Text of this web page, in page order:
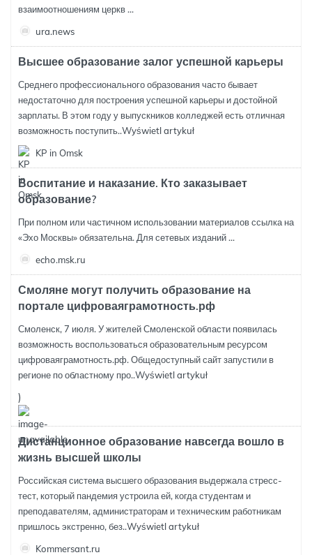
взаимоотношениям церкв ...
ura.news
Высшее образование залог успешной карьеры
Среднего профессионального образования часто бывает
недостаточно для построения успешной карьеры и достойной
зарплаты. В этом году у выпускников колледжей есть отличная
возможность поступить..Wyświetl artykuł
KP in Omsk
Воспитание и наказание. Кто заказывает
образование?
При полном или частичном использовании материалов ссылка на
«Эхо Москвы» обязательна. Для сетевых изданий ...
echo.msk.ru
Смоляне могут получить образование на
портале цифроваяграмотность.рф
Смоленск, 7 июля. У жителей Смоленской области появилась
возможность воспользоваться образовательным ресурсом
цифроваяграмотность.рф. Общедоступный сайт запустили в
регионе по областному про..Wyświetl artykuł
)
Дистанционное образование навсегда вошло в
жизнь высшей школы
Российская система высшего образования выдержала стресс-
тест, который пандемия устроила ей, когда студентам и
преподавателям, администраторам и техническим работникам
пришлось экстренно, без..Wyświetl artykuł
Kommersant.ru